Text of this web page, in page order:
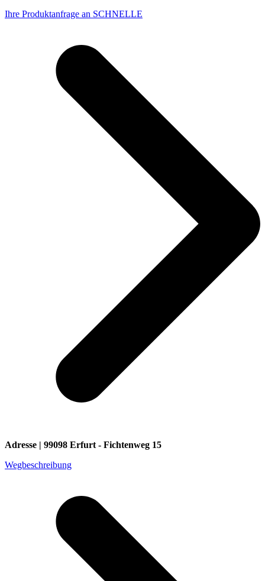
Ihre Produktanfrage an SCHNELLE
Adresse | 99098 Erfurt - Fichtenweg 15
Wegbeschreibung